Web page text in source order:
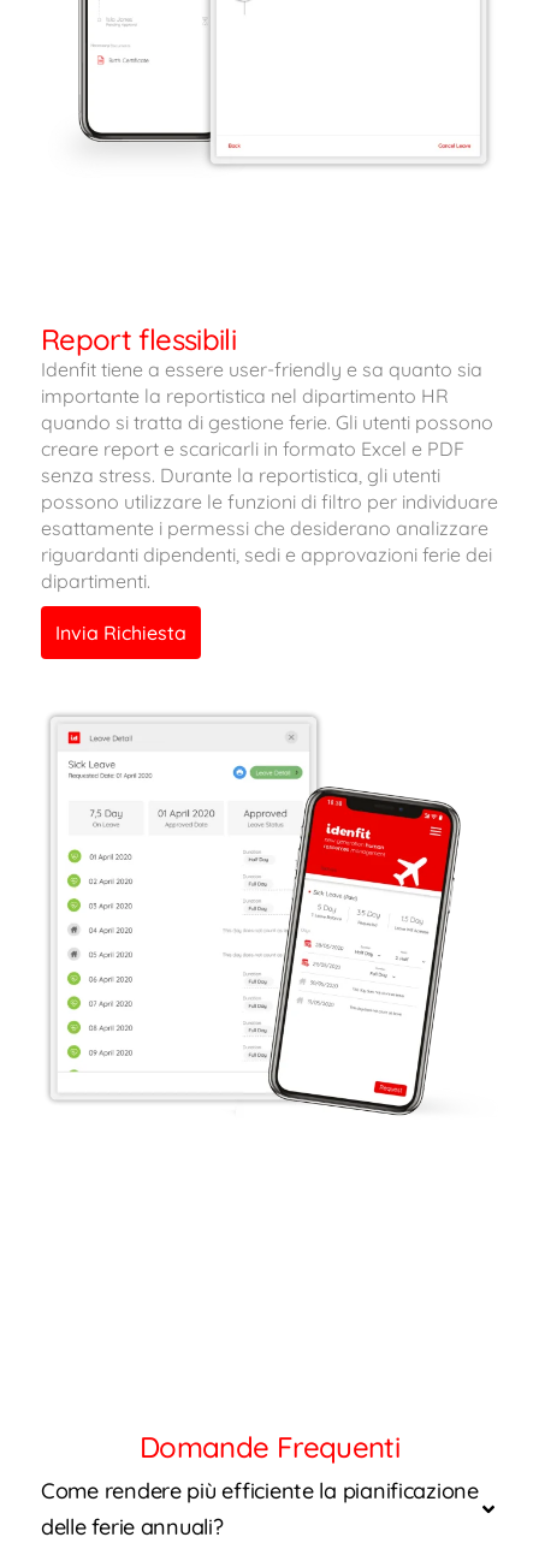
Report flessibili
Idenfit tiene a essere user-friendly e sa quanto sia
importante la reportistica nel dipartimento HR
quando si tratta di gestione ferie. Gli utenti possono
creare report e scaricarli in formato Excel e PDF
senza stress. Durante la reportistica, gli utenti
possono utilizzare le funzioni di filtro per individuare
esattamente i permessi che desiderano analizzare
riguardanti dipendenti, sedi e approvazioni ferie dei
dipartimenti.
Invia Richiesta
Domande Frequenti
Come rendere più efficiente la pianificazione
delle ferie annuali?